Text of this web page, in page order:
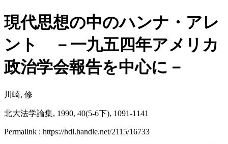
現代思想の中のハンナ・アレ
ント －一九五四年アメリカ
政治学会報告を中心に－
川崎, 修
北大法学論集, 1990, 40(5-6下), 1091-1141
Permalink : https://hdl.handle.net/2115/16733